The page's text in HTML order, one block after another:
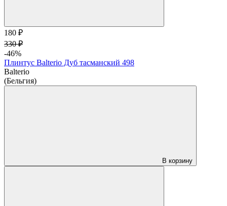
180 ₽
330 ₽
-46%
Плинтус Balterio Дуб тасманский 498
Balterio
(Бельгия)
В корзину